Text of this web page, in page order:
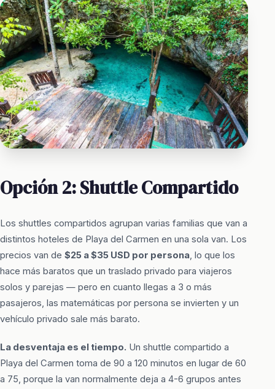
Opción 2: Shuttle Compartido
Los shuttles compartidos agrupan varias familias que van a
distintos hoteles de Playa del Carmen en una sola van. Los
precios van de $25 a $35 USD por persona , lo que los
hace más baratos que un traslado privado para viajeros
solos y parejas — pero en cuanto llegas a 3 o más
pasajeros, las matemáticas por persona se invierten y un
vehículo privado sale más barato.
La desventaja es el tiempo. Un shuttle compartido a
Playa del Carmen toma de 90 a 120 minutos en lugar de 60
a 75, porque la van normalmente deja a 4-6 grupos antes